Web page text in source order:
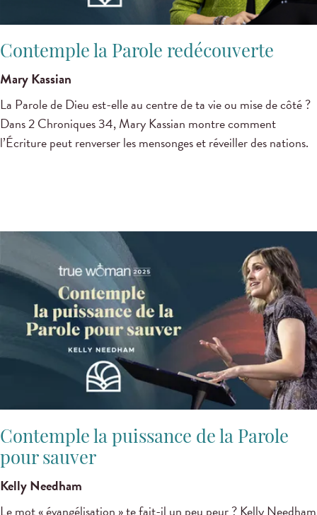
Contemple la Parole redécouverte
Mary Kassian
La Parole de Dieu est-elle au centre de ta vie ou mise de côté ?
Dans 2 Chroniques 34, Mary Kassian montre comment
l’Écriture peut renverser les mensonges et réveiller des nations.
Contemple la puissance de la Parole
pour sauver
Kelly Needham
Le mot « évangélisation » te fait-il un peu peur ? Kelly Needham